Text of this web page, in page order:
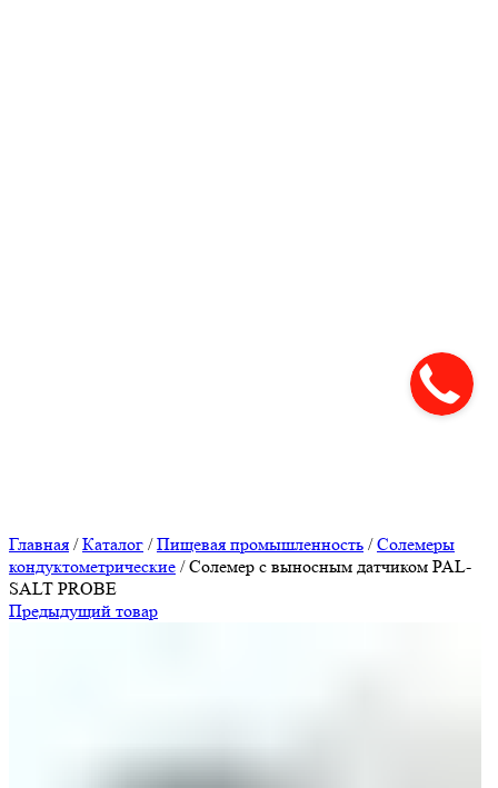
Главная /Каталог /Пищевая промышленность /Солемеры
кондуктометрические /Солемер с выносным датчиком PAL-
SALT PROBE
Предыдущий товар